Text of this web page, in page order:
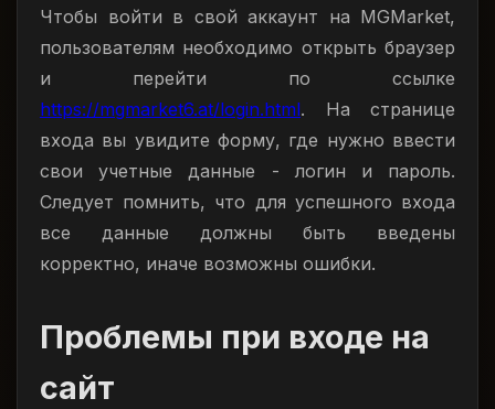
Чтобы войти в свой аккаунт на MGMarket,
пользователям необходимо открыть браузер
и перейти по ссылке
https://mgmarket6.at/login.html. На странице
входа вы увидите форму, где нужно ввести
свои учетные данные - логин и пароль.
Следует помнить, что для успешного входа
все данные должны быть введены
корректно, иначе возможны ошибки.
Проблемы при входе на
сайт